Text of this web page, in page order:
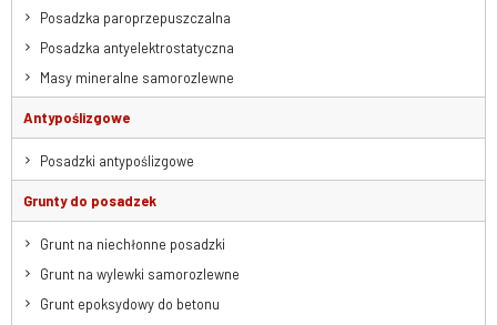
Posadzka paroprzepuszczalna
Posadzka antyelektrostatyczna
Masy mineralne samorozlewne
Antypoślizgowe
Posadzki antypoślizgowe
Grunty do posadzek
Grunt na niechłonne posadzki
Grunt na wylewki samorozlewne
Grunt epoksydowy do betonu